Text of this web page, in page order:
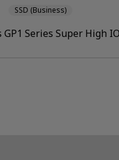
Series Super High
SSD (Business)